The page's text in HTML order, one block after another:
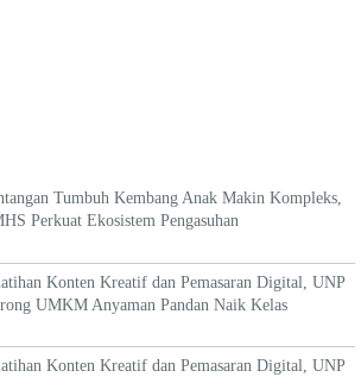
Tumbuh Kembang Anak Makin Kompleks,
Perkuat Ekosistem Pengasuhan
Konten Kreatif dan Pemasaran Digital, UNP
UMKM Anyaman Pandan Naik Kelas
Konten Kreatif dan Pemasaran Digital, UNP